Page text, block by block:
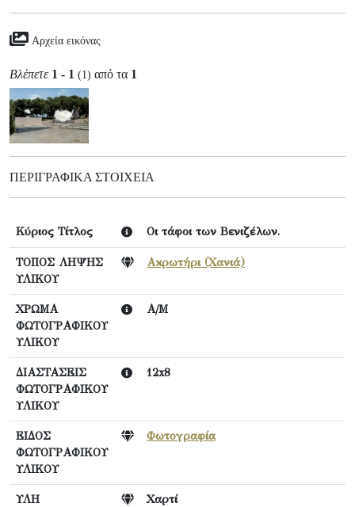
Αρχεία εικόνας
Βλέπετε 1 - 1 (1) από τα 1
ΠΕΡΙΓΡΑΦΙΚΆ ΣΤΟΙΧΕΊΑ
Κύριος Τίτλος Οι τάφοι των Βενιζέλων.
ΤΟΠΟΣ ΛΗΨΗΣ
ΥΛΙΚΟΥ
Ακρωτήρι (Χανιά)
ΧΡΩΜΑ
ΦΩΤΟΓΡΑΦΙΚΟΥ
ΥΛΙΚΟΥ
Α/Μ
ΔΙΑΣΤΑΣΕΙΣ
ΦΩΤΟΓΡΑΦΙΚΟΥ
ΥΛΙΚΟΥ
12x8
ΕΙΔΟΣ
ΦΩΤΟΓΡΑΦΙΚΟΥ
ΥΛΙΚΟΥ
Φωτογραφία
ΥΛΗ
Χαρτί